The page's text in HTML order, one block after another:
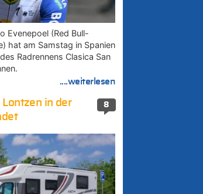
Evenepoel (Red Bull-
hat am Samstag in Spanien
Radrennens Clasica San
....weiterlesen
8
in der